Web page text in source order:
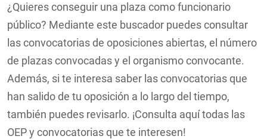
¿Quieres conseguir una plaza como funcionario
público? Mediante este buscador puedes consultar
las convocatorias de oposiciones abiertas, el número
de plazas convocadas y el organismo convocante.
Además, si te interesa saber las convocatorias que
han salido de tu oposición a lo largo del tiempo,
también puedes revisarlo. ¡Consulta aquí todas las
OEP y convocatorias que te interesen!